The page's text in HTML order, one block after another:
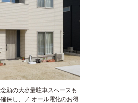
念願の大容量駐車スペースも
確保し、／ オール電化のお得